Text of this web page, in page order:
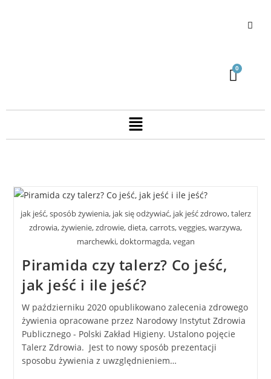
jak jeść, sposób żywienia, jak się odżywiać, jak jeść zdrowo, talerz
zdrowia, żywienie, zdrowie, dieta, carrots, veggies, warzywa,
marchewki, doktormagda, vegan
Piramida czy talerz? Co jeść,
jak jeść i ile jeść?
W październiku 2020 opublikowano zalecenia zdrowego
żywienia opracowane przez Narodowy Instytut Zdrowia
Publicznego - Polski Zakład Higieny. Ustalono pojęcie
Talerz Zdrowia. Jest to nowy sposób prezentacji
sposobu żywienia z uwzględnieniem…